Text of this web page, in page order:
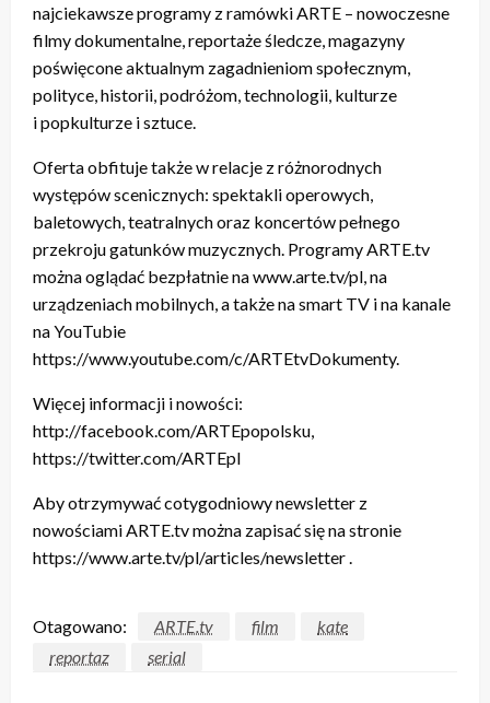
najciekawsze programy z ramówki ARTE – nowoczesne
filmy dokumentalne, reportaże śledcze, magazyny
poświęcone aktualnym zagadnieniom społecznym,
polityce, historii, podróżom, technologii, kulturze
i popkulturze i sztuce.
Oferta obfituje także w relacje z różnorodnych
występów scenicznych: spektakli operowych,
baletowych, teatralnych oraz koncertów pełnego
przekroju gatunków muzycznych. Programy ARTE.tv
można oglądać bezpłatnie na www.arte.tv/pl, na
urządzeniach mobilnych, a także na smart TV i na kanale
na YouTubie
https://www.youtube.com/c/ARTEtvDokumenty.
Więcej informacji i nowości:
http://facebook.com/ARTEpopolsku,
https://twitter.com/ARTEpl
Aby otrzymywać cotygodniowy newsletter z
nowościami ARTE.tv można zapisać się na stronie
https://www.arte.tv/pl/articles/newsletter .
Otagowano: ARTE.tv film
kate
reportaz
serial